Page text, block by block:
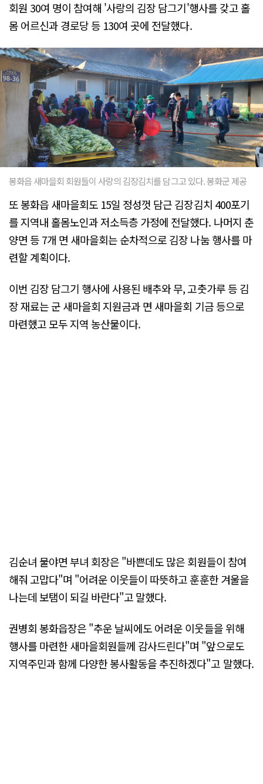
회원 30여 명이 참여해 '사랑의 김장 담그기'행사를 갖고 홀
몸 어르신과 경로당 등 130여 곳에 전달했다.
봉화읍 새마을회 회원들이 사랑의 김장김치를 담그고 있다. 봉화군 제공
또 봉화읍 새마을회도 15일 정성껏 담근 김장김치 400포기
를 지역내 홀몸노인과 저소득층 가정에 전달했다. 나머지 춘
양면 등 7개 면 새마을회는 순차적으로 김장 나눔 행사를 마
련할 계획이다.
이번 김장 담그기 행사에 사용된 배추와 무, 고춧가루 등 김
장 재료는 군 새마을회 지원금과 면 새마을회 기금 등으로
마련했고 모두 지역 농산물이다.
김순녀 물야면 부녀 회장은 "바쁜데도 많은 회원들이 참여
해줘 고맙다"며 "어려운 이웃들이 따뜻하고 훈훈한 겨울을
나는데 보탬이 되길 바란다"고 말했다.
권병회 봉화읍장은 "추운 날씨에도 어려운 이웃들을 위해
행사를 마련한 새마을회원들께 감사드린다"며 "앞으로도
지역주민과 함께 다양한 봉사활동을 추진하겠다"고 말했다.